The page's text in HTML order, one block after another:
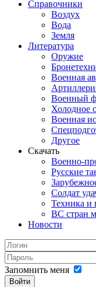
Справочники
Воздух
Вода
Земля
Литература
Оружие
Военная
Военный
Холодное
Военная
Другое
Скачать
Военно-
Русские
Солдат
Техника и
ВС стран
Новости
Запомнить меня
Войти